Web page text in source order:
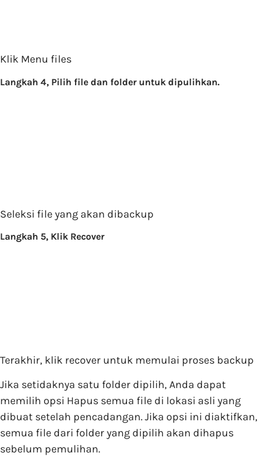
Klik Menu files
Langkah 4, Pilih file dan folder untuk dipulihkan.
Seleksi file yang akan dibackup
Langkah 5, Klik Recover
Terakhir, klik recover untuk memulai proses backup
Jika setidaknya satu folder dipilih, Anda dapat
memilih opsi Hapus semua file di lokasi asli yang
dibuat setelah pencadangan. Jika opsi ini diaktifkan,
semua file dari folder yang dipilih akan dihapus
sebelum pemulihan.